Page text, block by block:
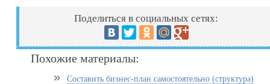
Поделиться в социальных сетях:
Похожие материалы:
Составить бизнес-план самостоятельно (структура)